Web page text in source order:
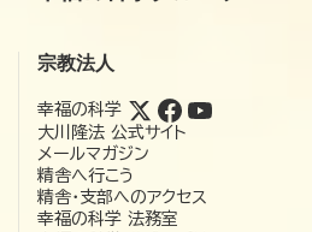
宗教法人
幸福の科学
大川隆法 公式サイト
メールマガジン
精舎へ行こう
精舎・支部へのアクセス
幸福の科学 法務室